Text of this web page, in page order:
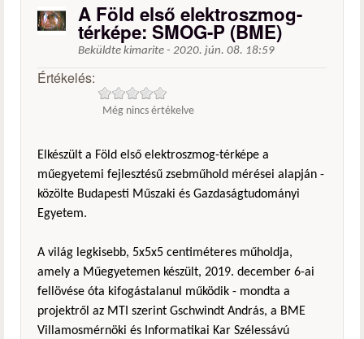
A Föld első elektroszmog-
térképe: SMOG-P (BME)
Beküldte kimarite - 2020. jún. 08. 18:59
Értékelés:
Még nincs értékelve
Elkészült a Föld első elektroszmog-térképe a
műegyetemi fejlesztésű zsebműhold mérései alapján -
közölte Budapesti Műszaki és Gazdaságtudományi
Egyetem.
A világ legkisebb, 5x5x5 centiméteres műholdja,
amely a Műegyetemen készült, 2019. december 6-ai
fellövése óta kifogástalanul működik - mondta a
projektről az MTI szerint Gschwindt András, a BME
Villamosmérnöki és Informatikai Kar Szélessávú